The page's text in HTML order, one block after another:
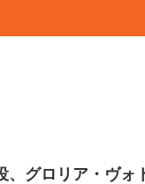
グロリア・ヴォ